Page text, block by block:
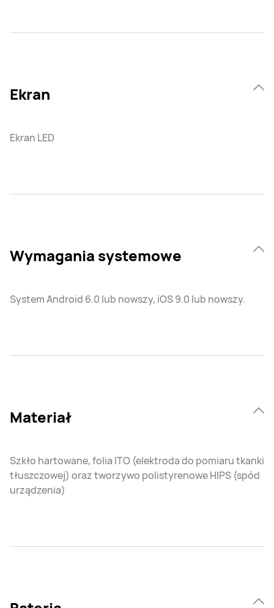
Ekran
Ekran LED
Wymagania systemowe
System Android 6.0 lub nowszy, iOS 9.0 lub nowszy.
Materiał
Szkło hartowane, folia ITO (elektroda do pomiaru tkanki
tłuszczowej) oraz tworzywo polistyrenowe HIPS (spód
urządzenia)